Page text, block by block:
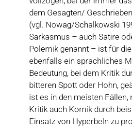
dem Gesagten/
(vgl. Nowag/Schalkowski
Sarkasmus – auch Satire
Polemik genannt – ist für
ebenfalls ein sprachliches
Bedeutung, bei dem Kritik
bitteren Spott oder Hohn,
ist es in den meisten Fällen,
Kritik auch Komik durch
Einsatz von Hyperbeln zu